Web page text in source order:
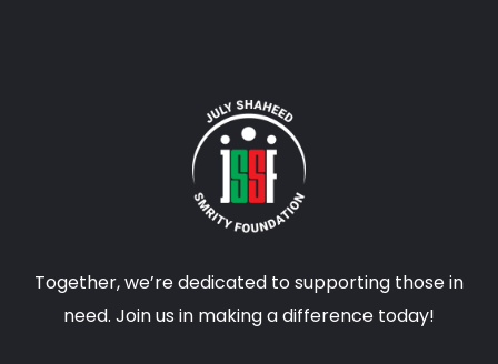
Together, we’re dedicated to supporting those in
need. Join us in making a difference today!